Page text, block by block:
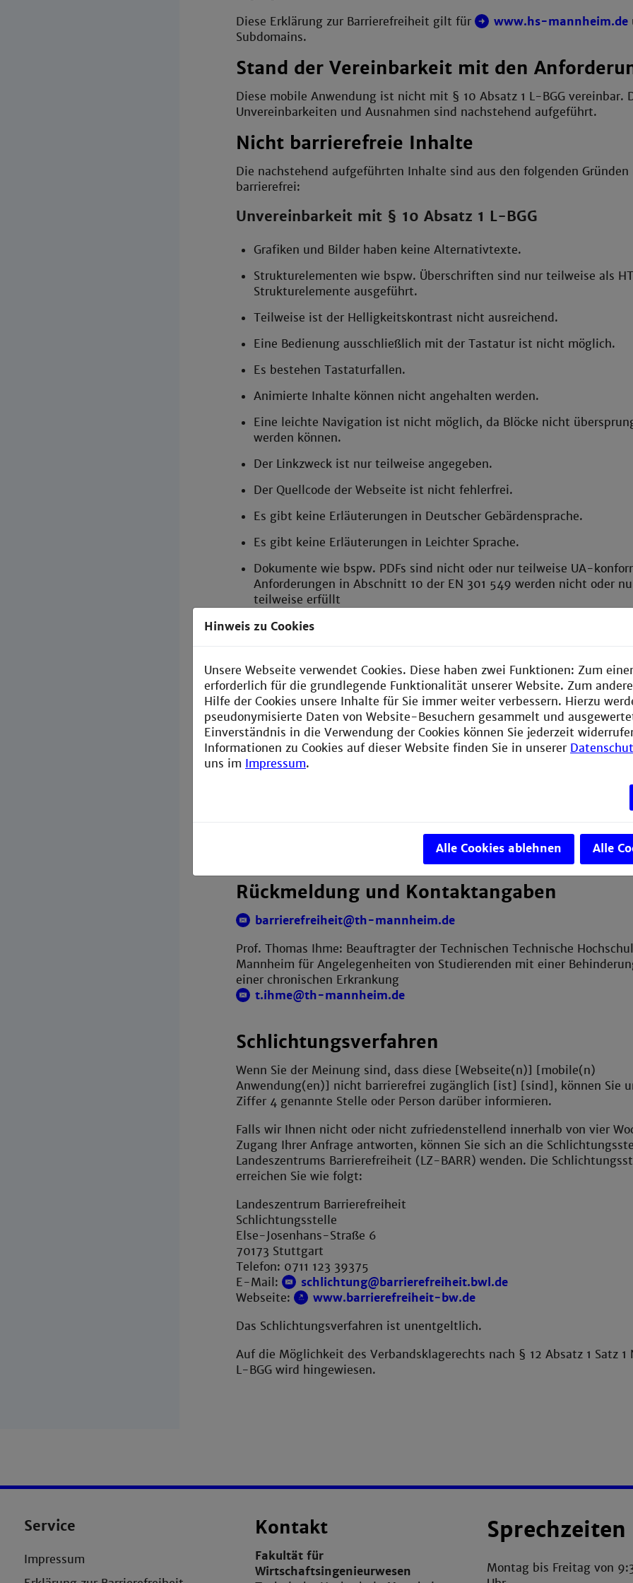
Diese Erklärung zur Barrierefreiheit gilt für
www.hs-mannheim.de
Subdomains.
Stand der Vereinbarkeit mit den
Diese mobile Anwendung ist nicht mit § 10 Absatz 1 L-BGG vereinbar.
Unvereinbarkeiten und Ausnahmen sind nachstehend aufgeführt.
Nicht barrierefreie Inhalte
Die nachstehend aufgeführten Inhalte sind aus den folgenden Gründen
barrierefrei:
Unvereinbarkeit mit § 10 Absatz 1 L-BGG
Grafiken und Bilder haben keine Alternativtexte.
Strukturelementen wie bspw. Überschriften sind nur teilweise als
Strukturelemente ausgeführt.
Teilweise ist der Helligkeitskontrast nicht ausreichend.
Eine Bedienung ausschließlich mit der Tastatur ist nicht möglich.
Es bestehen Tastaturfallen.
Animierte Inhalte können nicht angehalten werden.
Eine leichte Navigation ist nicht möglich, da Blöcke nicht
werden können.
Der Linkzweck ist nur teilweise angegeben.
Der Quellcode der Webseite ist nicht fehlerfrei.
Es gibt keine Erläuterungen in Deutscher Gebärdensprache.
Es gibt keine Erläuterungen in Leichter Sprache.
Dokumente wie bspw. PDFs sind nicht oder nur teilweise UA-
Anforderungen in Abschnitt 10 der EN 301 549 werden nicht oder
teilweise erfüllt
Unverhältnismäßige Belastung
Dokumente, die vor dem 23.09.2018 erstellt wurden, sind nicht
Videos haben nur teilweise Untertitel oder Transkriptionen.
Erstellung dieser Erklärung zur
Diese Erklärung wurde am 26.03.2024 erstellt.
Adalbert-Stifter-Straße 105, 70437 Stuttgart
Die Erklärung wurde zuletzt am 28.03.2025 überprüft.
Rückmeldung und Kontaktangaben
barrierefreiheit@th-mannheim.de
Prof. Thomas Ihme: Beauftragter der Technischen Technische
Mannheim für Angelegenheiten von Studierenden mit einer
einer chronischen Erkrankung
t.ihme@th-mannheim.de
Schlichtungsverfahren
Wenn Sie der Meinung sind, dass diese [Webseite(n)] [mobile(n)
Anwendung(en)] nicht barrierefrei zugänglich [ist] [sind], können Sie
Ziffer 4 genannte Stelle oder Person darüber informieren.
Falls wir Ihnen nicht oder nicht zufriedenstellend innerhalb von vier
Zugang Ihrer Anfrage antworten, können Sie sich an die
Landeszentrums Barrierefreiheit (LZ-BARR) wenden. Die
erreichen Sie wie folgt:
Landeszentrum Barrierefreiheit
Schlichtungsstelle
Else-Josenhans-Straße 6
70173 Stuttgart
Telefon: 0711 123 39375
E-Mail:
schlichtung@barrierefreiheit.bwl.de
Webseite:
www.barrierefreiheit-bw.de
Das Schlichtungsverfahren ist unentgeltlich.
Auf die Möglichkeit des Verbandsklagerechts nach § 12 Absatz 1 Satz 1
L-BGG wird hingewiesen.
Service
Impressum
Kontakt
Fakultät für
Wirtschaftsingenieurwesen
Sprechzeiten
Montag bis Freitag von
Hinweis zu Cookies
Unsere Webseite verwendet Cookies. Diese haben zwei Funktionen: Zum
erforderlich für die grundlegende Funktionalität unserer Website. Zum
Hilfe der Cookies unsere Inhalte für Sie immer weiter verbessern. Hierzu
pseudonymisierte Daten von Website-Besuchern gesammelt und
Einverständnis in die Verwendung der Cookies können Sie jederzeit
Informationen zu Cookies auf dieser Website finden Sie in unserer
uns im Impressum.
Alle Cookies ablehnen Alle